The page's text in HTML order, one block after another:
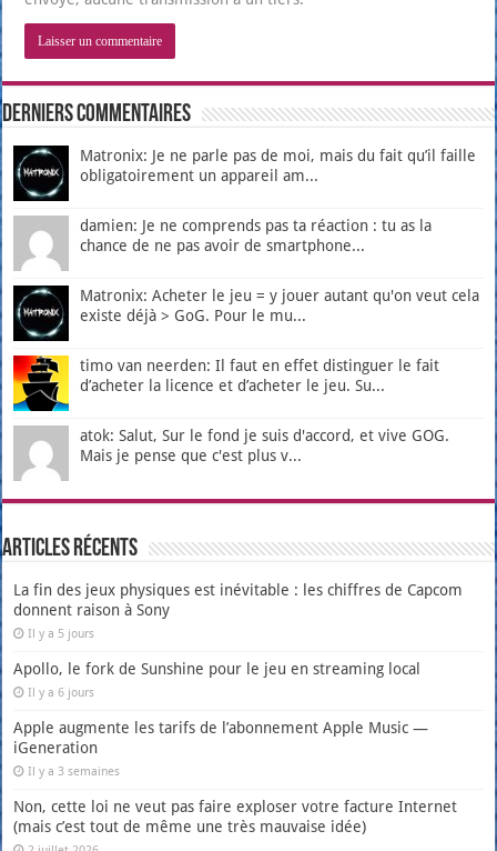
Derniers Commentaires
Matronix: Je ne parle pas de moi, mais du fait qu’il faille
obligatoirement un appareil am...
damien: Je ne comprends pas ta réaction : tu as la
chance de ne pas avoir de smartphone...
Matronix: Acheter le jeu = y jouer autant qu'on veut cela
existe déjà > GoG. Pour le mu...
timo van neerden: Il faut en effet distinguer le fait
d’acheter la licence et d’acheter le jeu. Su...
atok: Salut, Sur le fond je suis d'accord, et vive GOG.
Mais je pense que c'est plus v...
Articles récents
La fin des jeux physiques est inévitable : les chiffres de Capcom
donnent raison à Sony
Il y a 5 jours
Apollo, le fork de Sunshine pour le jeu en streaming local
Il y a 6 jours
Apple augmente les tarifs de l’abonnement Apple Music —
iGeneration
Il y a 3 semaines
Non, cette loi ne veut pas faire exploser votre facture Internet
(mais c’est tout de même une très mauvaise idée)